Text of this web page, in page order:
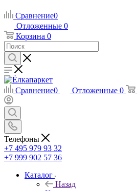
Сравнение0
Отложенные 0
Корзина 0
Сравнение0 Отложенные 0
Телефоны
+7 495 979 93 32
+7 999 902 57 36
Каталог
Назад